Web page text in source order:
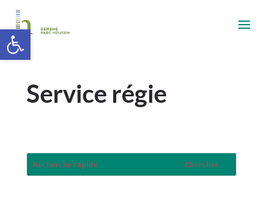
Service régie
Ouvrir la barre d’outils